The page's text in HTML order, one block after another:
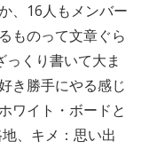
、16人もメンバー
ものって文章ぐら
くり書いて大ま
き勝手にやる感じ
ワイト・ボードと
、キメ：思い出